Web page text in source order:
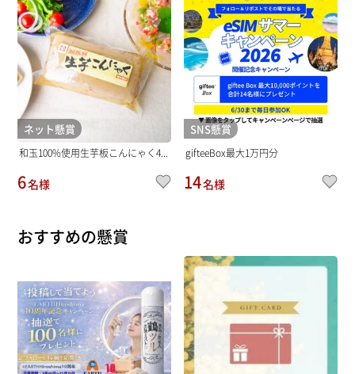
ネット懸賞
和玉100%使用生芋板こんにゃく4...
6名様
SNS懸賞
gifteeBox最大1万円分
14名様
おすすめの懸賞